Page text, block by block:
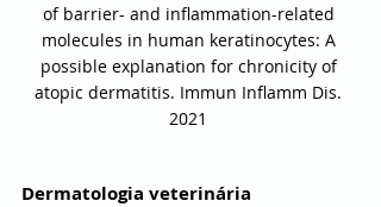
of barrier- and inflammation-related
molecules in human keratinocytes: A
possible explanation for chronicity of
atopic dermatitis. Immun Inflamm Dis.
2021
Dermatologia veterinária